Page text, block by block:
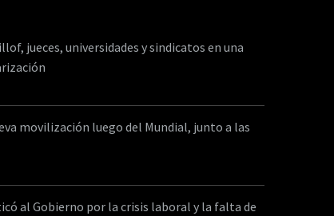
jueces, universidades y sindicatos en una
movilización luego del Mundial, junto a las
al Gobierno por la crisis laboral y la falta de